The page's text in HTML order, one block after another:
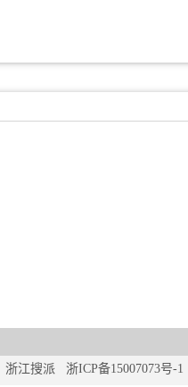
浙江搜派 浙ICP备15007073号-1